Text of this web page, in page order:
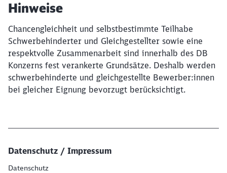
Hinweise
Chancengleichheit und selbstbestimmte Teilhabe
Schwerbehinderter und Gleichgestellter sowie eine
respektvolle Zusammenarbeit sind innerhalb des DB
Konzerns fest verankerte Grundsätze. Deshalb werden
schwerbehinderte und gleichgestellte Bewerber:innen
bei gleicher Eignung bevorzugt berücksichtigt.
Datenschutz / Impressum
Datenschutz